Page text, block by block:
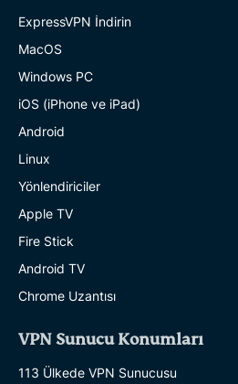
ExpressVPN İndirin
MacOS
Windows PC
iOS (iPhone ve iPad)
Android
Linux
Yönlendiriciler
Apple TV
Fire Stick
Android TV
Chrome Uzantısı
VPN Sunucu Konumları
113 Ülkede VPN Sunucusu